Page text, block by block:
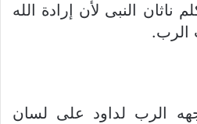
ناثان النبى لأن إرادة الله
الرب.
الرب لداود على لسان